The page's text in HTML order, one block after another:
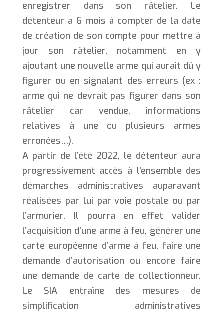
enregistrer dans son râtelier. Le
détenteur a 6 mois à compter de la date
de création de son compte pour mettre à
jour son râtelier, notamment en y
ajoutant une nouvelle arme qui aurait dû y
figurer ou en signalant des erreurs (ex :
arme qui ne devrait pas figurer dans son
râtelier car vendue, informations
relatives à une ou plusieurs armes
erronées…).
A partir de l’été 2022, le détenteur aura
progressivement accès à l’ensemble des
démarches administratives auparavant
réalisées par lui par voie postale ou par
l’armurier. Il pourra en effet valider
l’acquisition d’une arme à feu, générer une
carte européenne d’arme à feu, faire une
demande d’autorisation ou encore faire
une demande de carte de collectionneur.
Le SIA entraîne des mesures de
simplification administratives